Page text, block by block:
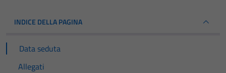
INDICE DELLA PAGINA
Data seduta
Allegati